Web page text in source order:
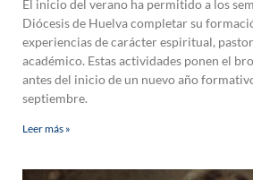
El inicio del verano ha permitido a los
Diócesis de Huelva completar su
experiencias de carácter espiritual,
académico. Estas actividades ponen el
antes del inicio de un nuevo año
septiembre.
Leer más »